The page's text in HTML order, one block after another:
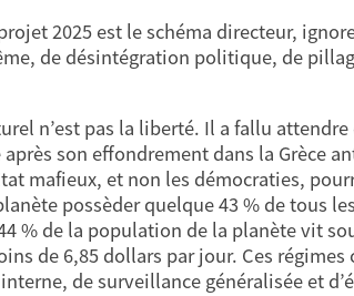
2025 est le schéma directeur,
de désintégration politique, de
n’est pas la liberté. Il a fallu
son effondrement dans la Grèce
mafieux, et non les démocraties,
possèder quelque 43 % de tous
% de la population de la planète vit
de 6,85 dollars par jour. Ces
de surveillance généralisée et